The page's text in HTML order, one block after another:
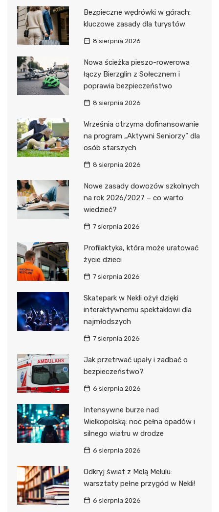
Bezpieczne wędrówki w górach:
kluczowe zasady dla turystów
8 sierpnia 2026
Nowa ścieżka pieszo-rowerowa
łączy Bierzglin z Sołecznem i
poprawia bezpieczeństwo
8 sierpnia 2026
Września otrzyma dofinansowanie
na program „Aktywni Seniorzy” dla
osób starszych
8 sierpnia 2026
Nowe zasady dowozów szkolnych
na rok 2026/2027 – co warto
wiedzieć?
7 sierpnia 2026
Profilaktyka, która może uratować
życie dzieci
7 sierpnia 2026
Skatepark w Nekli ożył dzięki
interaktywnemu spektaklowi dla
najmłodszych
7 sierpnia 2026
Jak przetrwać upały i zadbać o
bezpieczeństwo?
6 sierpnia 2026
Intensywne burze nad
Wielkopolską: noc pełna opadów i
silnego wiatru w drodze
6 sierpnia 2026
Odkryj świat z Melą Melulu:
warsztaty pełne przygód w Nekli!
6 sierpnia 2026